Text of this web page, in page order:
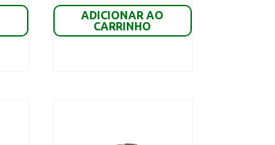
ADICIONAR AO
CARRINHO